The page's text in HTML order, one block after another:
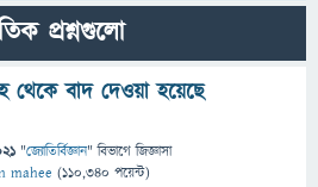
প্রশ্নগুলো
থেকে বাদ দেওয়া হয়েছে
"জ্যোতির্বিজ্ঞান" বিভাগে জিজ্ঞাসা
mahee (110,340 পয়েন্ট)